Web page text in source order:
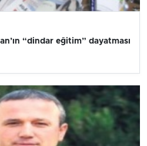
“dindar eğitim” dayatması